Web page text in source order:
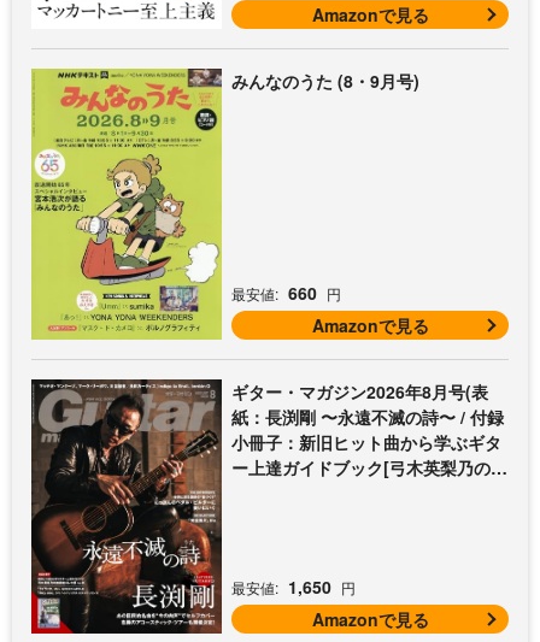
Amazonで見る
みんなのうた (8・9月号)
最安値: 660 円
Amazonで見る
ギター・マガジン2026年8月号(表
紙：長渕剛 〜永遠不滅の詩〜 / 付録
小冊子：新旧ヒット曲から学ぶギタ
ー上達ガイドブック[弓木英梨乃の放
最安値: 1,650 円
Amazonで見る